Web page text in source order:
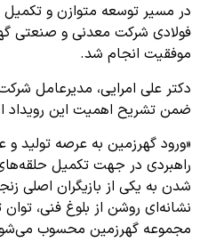
توسعه متوازن و تکمیل
شرکت معدنی و صنعتی گهرزمین
انجام شد.
امرایی، مدیرعامل شرکت
اهمیت این رویداد اظهار
گهرزمین به عرصه تولید و
در جهت تکمیل حلقه‌های
یکی از بازیگران اصلی زنجیره
روشن از بلوغ فنی، توان تولید
گهرزمین محسوب می‌شود.»